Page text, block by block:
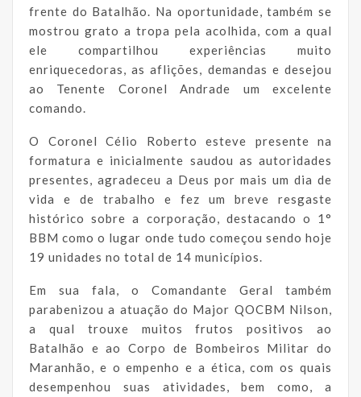
frente do Batalhão. Na oportunidade, também se
mostrou grato a tropa pela acolhida, com a qual
ele compartilhou experiências muito
enriquecedoras, as aflições, demandas e desejou
ao Tenente Coronel Andrade um excelente
comando.
O Coronel Célio Roberto esteve presente na
formatura e inicialmente saudou as autoridades
presentes, agradeceu a Deus por mais um dia de
vida e de trabalho e fez um breve resgaste
histórico sobre a corporação, destacando o 1°
BBM como o lugar onde tudo começou sendo hoje
19 unidades no total de 14 municípios.
Em sua fala, o Comandante Geral também
parabenizou a atuação do Major QOCBM Nilson,
a qual trouxe muitos frutos positivos ao
Batalhão e ao Corpo de Bombeiros Militar do
Maranhão, e o empenho e a ética, com os quais
desempenhou suas atividades, bem como, a